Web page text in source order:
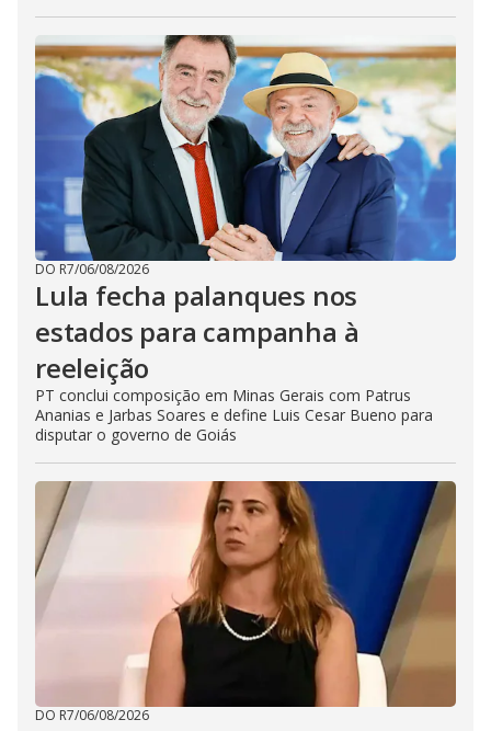
DO R7/06/08/2026
Lula fecha palanques nos
estados para campanha à
reeleição
PT conclui composição em Minas Gerais com Patrus
Ananias e Jarbas Soares e define Luis Cesar Bueno para
disputar o governo de Goiás
DO R7/06/08/2026